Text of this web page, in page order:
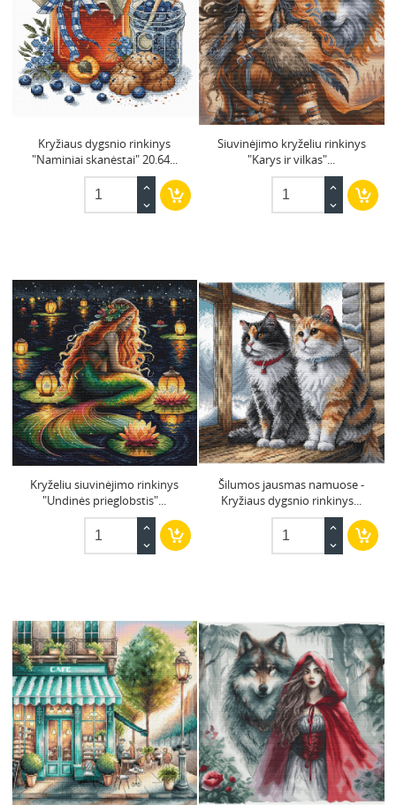
Kryžiaus dygsnio rinkinys
"Naminiai skanėstai" 20.64...
Siuvinėjimo kryželiu rinkinys
"Karys ir vilkas"...
Kryželiu siuvinėjimo rinkinys
"Undinės prieglobstis"...
Šilumos jausmas namuose -
Kryžiaus dygsnio rinkinys...